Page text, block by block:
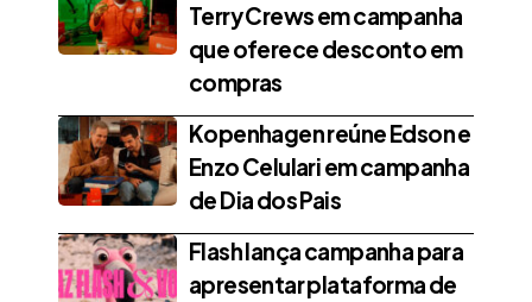
Terry Crews em campanha
que oferece desconto em
compras
Kopenhagen reúne Edson e
Enzo Celulari em campanha
de Dia dos Pais
Flash lança campanha para
apresentar plataforma de